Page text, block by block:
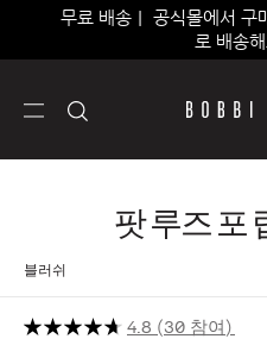
무료 배송｜ 공식몰에서 구
로 배송
팟 루즈 포
블러쉬
4.8 30 참여